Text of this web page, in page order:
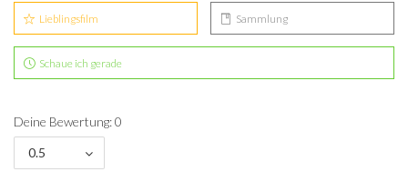
Lieblingsfilm Sammlung
Schaue ich gerade
Deine Bewertung: 0
0.5